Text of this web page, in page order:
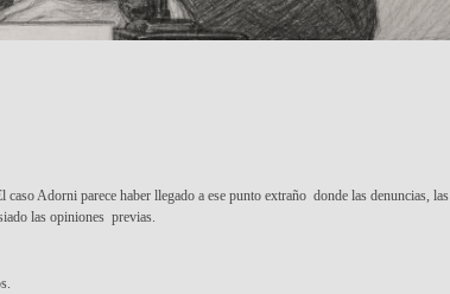
Adorni parece haber llegado a ese punto extraño donde las denuncias, las
las opiniones previas.